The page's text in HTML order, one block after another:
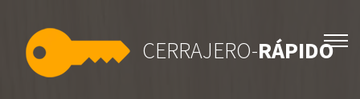
CERRAJERO-RÁPIDO